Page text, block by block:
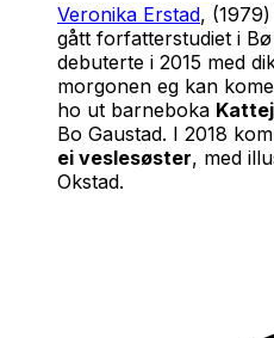
Veronika Erstad,
gått forfatterstudiet i
debuterte i 2015 med
morgonen eg kan
ho ut barneboka
Bo Gaustad. I 2018
ei veslesøster, med
Okstad.